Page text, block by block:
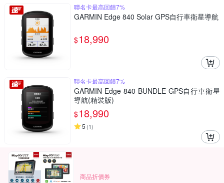
聯名卡最高回饋7%
GARMIN Edge 840 Solar GPS自行車衛星導航
$18,990
聯名卡最高回饋7%
GARMIN Edge 840 BUNDLE GPS自行車衛星
導航(精裝版)
$18,990
5 (1)
商品折價券